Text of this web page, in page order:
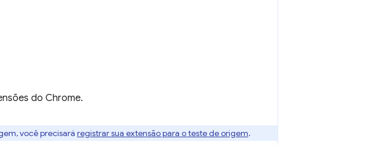
do Chrome.
você precisará registrar sua extensão para o teste de origem.